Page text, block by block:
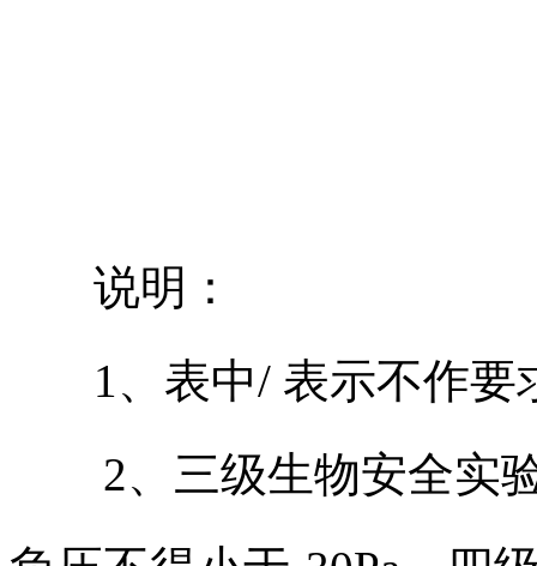
说明：
1、表中/ 表示不作要
2、三级生物安全实验